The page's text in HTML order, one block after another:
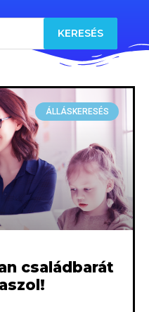
ÁLLÁSKERESÉS
családbarát